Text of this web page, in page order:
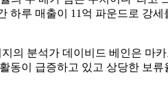
루 매출이 11억 파운드로 강
의 분석가 데이비드 베인은 마
동이 급증하고 있고 상당한 보